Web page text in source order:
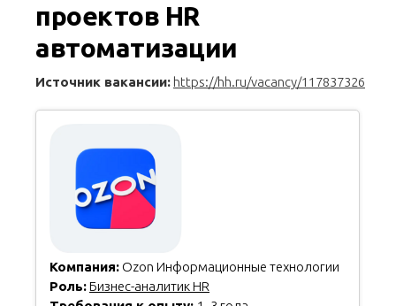
проектов HR
автоматизации
Источник вакансии: https://hh.ru/vacancy/117837326
Компания: Ozon Информационные технологии
Роль:Бизнес-аналитик HR